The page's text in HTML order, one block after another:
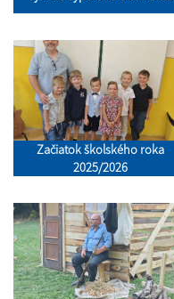
Začiatok školského roka
2025/2026